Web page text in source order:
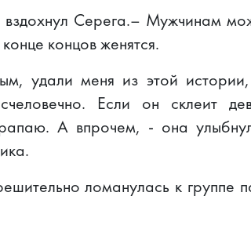
Серега.– Мужчинам
концов женятся.
удали меня из этой
Если он склеит
А впрочем, - она
ломанулась к группе